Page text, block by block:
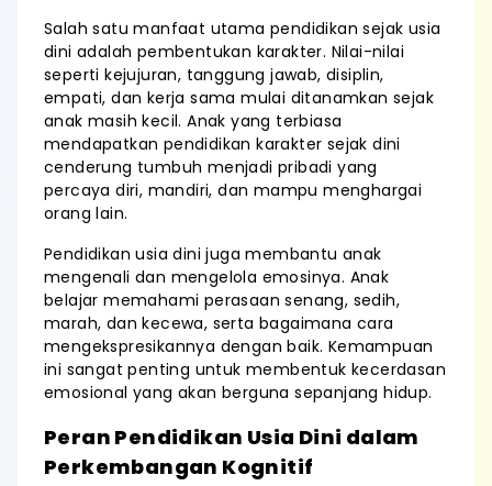
Salah satu manfaat utama pendidikan sejak usia
dini adalah pembentukan karakter. Nilai-nilai
seperti kejujuran, tanggung jawab, disiplin,
empati, dan kerja sama mulai ditanamkan sejak
anak masih kecil. Anak yang terbiasa
mendapatkan pendidikan karakter sejak dini
cenderung tumbuh menjadi pribadi yang
percaya diri, mandiri, dan mampu menghargai
orang lain.
Pendidikan usia dini juga membantu anak
mengenali dan mengelola emosinya. Anak
belajar memahami perasaan senang, sedih,
marah, dan kecewa, serta bagaimana cara
mengekspresikannya dengan baik. Kemampuan
ini sangat penting untuk membentuk kecerdasan
emosional yang akan berguna sepanjang hidup.
Peran Pendidikan Usia Dini dalam
Perkembangan Kognitif